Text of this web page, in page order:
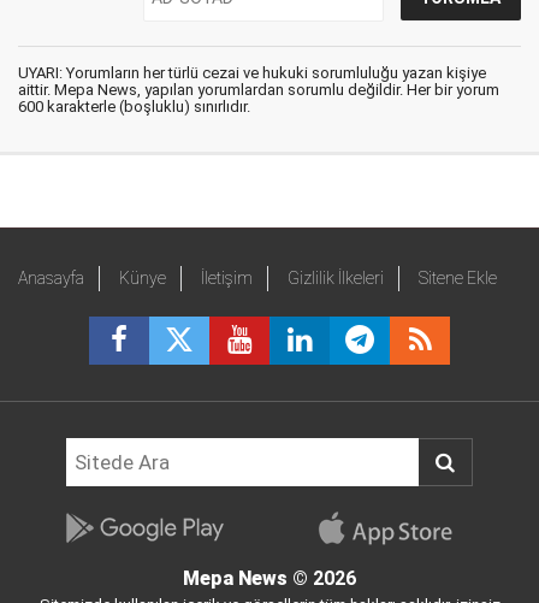
UYARI: Yorumların her türlü cezai ve hukuki sorumluluğu yazan kişiye
aittir. Mepa News, yapılan yorumlardan sorumlu değildir. Her bir yorum
600 karakterle (boşluklu) sınırlıdır.
Anasayfa Künye İletişim Gizlilik İlkeleri Sitene Ekle
Mepa News © 2026